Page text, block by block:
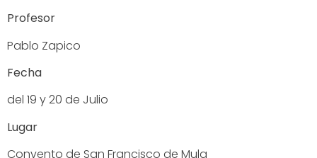
Profesor
Pablo Zapico
Fecha
del 19 y 20 de Julio
Lugar
Convento de San Francisco de Mula